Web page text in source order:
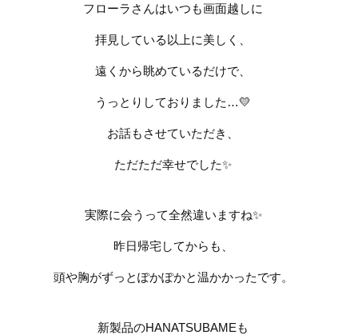
フローラさんはいつも画面越しに
拝見している以上に美しく、
遠くから眺めているだけで、
うっとりしておりました…💛
お話もさせていただき、
ただただ幸せでした✨
実際に会うって全然違いますね✨
昨日帰宅してからも、
頭や胸がずっとぽかぽかと温かかったです。
新製品のHANATSUBAMEも